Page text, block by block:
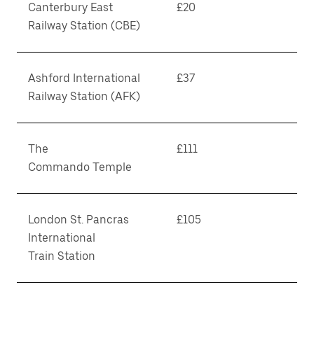
Canterbury East
Railway Station (CBE)
£20
Ashford International
Railway Station (AFK)
£37
The
Commando Temple
£111
London St. Pancras
International
Train Station
£105